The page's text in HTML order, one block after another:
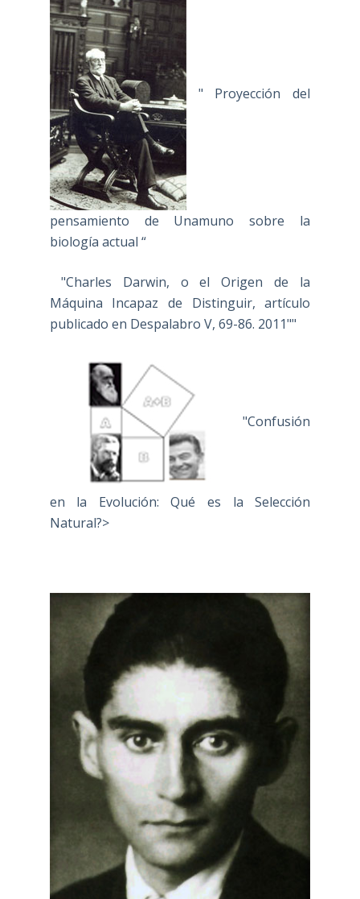
" Proyección del
pensamiento de Unamuno sobre la
biología actual “
"Charles Darwin, o el Origen de la
Máquina Incapaz de Distinguir, artículo
publicado en Despalabro V, 69-86. 2011""
"Confusión
en la Evolución: Qué es la Selección
Natural?>